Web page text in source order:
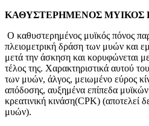
ΚΑΘΥΣΤΕΡΗΜΕΝΟΣ ΜΥΙΚΟΣ
Ο καθυστερημένος μυϊκός πόνος
πλειομετρική δράση των μυών και
μετά την άσκηση και κορυφώνεται
τέλος της. Χαρακτηριστικά αυτού
των μυών, άλγος, μειωμένο εύρος
απόδοσης, αυξημένα επίπεδα
κρεατινική κινάση(CPK) (αποτελεί
μυών).